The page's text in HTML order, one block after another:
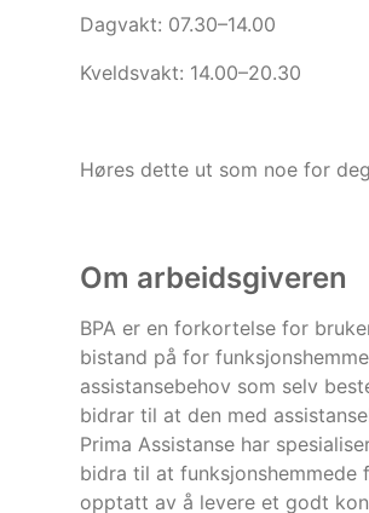
Dagvakt: 07.30–14.00
Kveldsvakt: 14.00–20.30
Høres dette ut som noe for
Om arbeidsgiveren
BPA er en forkortelse for
bistand på for
assistansebehov som selv
bidrar til at den med
Prima Assistanse har
bidra til at funksjonshemmede
opptatt av å levere et godt